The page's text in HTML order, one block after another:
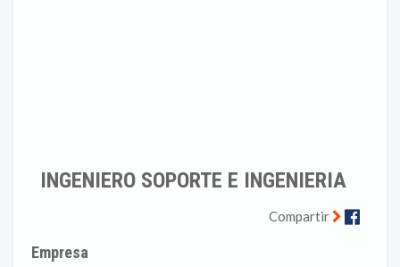
INGENIERO SOPORTE E INGENIERIA
Compartir
Empresa